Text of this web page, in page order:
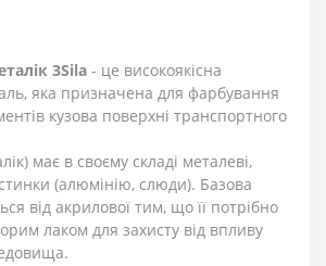
3Sila - це високоякісна
яка призначена для фарбування
кузова поверхні транспортного
має в своєму складі металеві,
(алюмінію, слюди). Базова
від акрилової тим, що її потрібно
лаком для захисту від впливу